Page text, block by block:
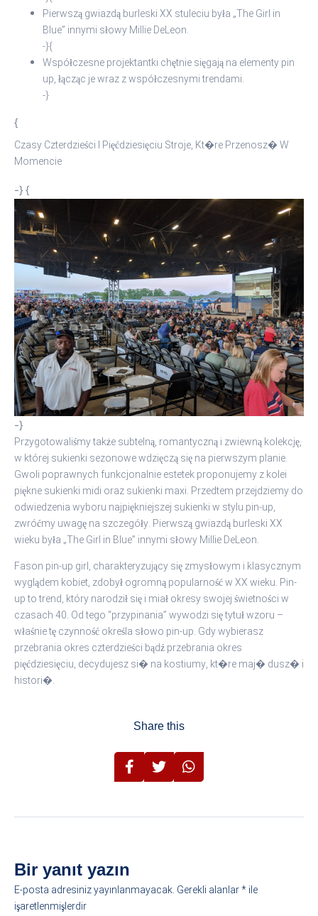
Pierwszą gwiazdą burleski XX stuleciu była „The Girl in
Blue” innymi słowy Millie DeLeon.
-}{
Współczesne projektantki chętnie sięgają na elementy pin
up, łącząc je wraz z współczesnymi trendami.
-}
{
Czasy Czterdzieści I Pięćdziesięciu Stroje, Kt�re Przenosz� W
Momencie
-} {
-}
Przygotowaliśmy także subtelną, romantyczną i zwiewną kolekcję,
w której sukienki sezonowe wdzięczą się na pierwszym planie.
Gwoli poprawnych funkcjonalnie estetek proponujemy z kolei
piękne sukienki midi oraz sukienki maxi. Przedtem przejdziemy do
odwiedzenia wyboru najpiękniejszej sukienki w stylu pin-up,
zwróćmy uwagę na szczegóły. Pierwszą gwiazdą burleski XX
wieku była „The Girl in Blue” innymi słowy Millie DeLeon.
Fason pin-up girl, charakteryzujący się zmysłowym i klasycznym
wyglądem kobiet, zdobył ogromną popularność w XX wieku. Pin-
up to trend, który narodził się i miał okresy swojej świetności w
czasach 40. Od tego “przypinania” wywodzi się tytuł wzoru –
właśnie tę czynność określa słowo pin-up. Gdy wybierasz
przebrania okres czterdzieści bądź przebrania okres
pięćdziesięciu, decydujesz si� na kostiumy, kt�re maj� dusz� i
histori�.
Share this
Bir yanıt yazın
E-posta adresiniz yayınlanmayacak. Gerekli alanlar*ile
işaretlenmişlerdir